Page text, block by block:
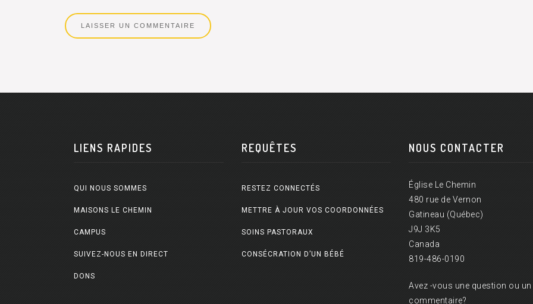
LIENS RAPIDES
QUI NOUS SOMMES
MAISONS LE CHEMIN
CAMPUS
SUIVEZ-NOUS EN DIRECT
DONS
REQUÊTES
RESTEZ CONNECTÉS
METTRE À JOUR VOS COORDONNÉES
SOINS PASTORAUX
CONSÉCRATION D’UN BÉBÉ
NOUS CONTACTER
Église Le Chemin
480 rue de Vernon
Gatineau (Québec)
J9J 3K5
Canada
819-486-0190
Avez -vous une question ou un
commentaire?